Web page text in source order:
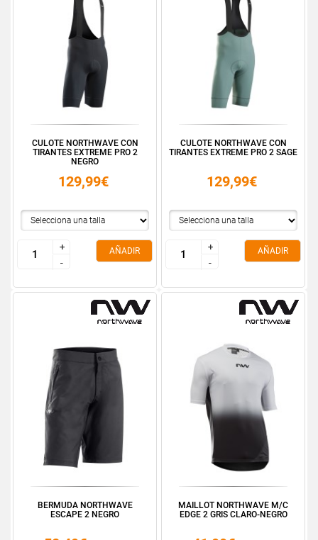
CULOTE NORTHWAVE CON
TIRANTES EXTREME PRO 2
NEGRO
129,99€
+
-
+
-
AÑADIR
CULOTE NORTHWAVE CON
TIRANTES EXTREME PRO 2 SAGE
129,99€
+
-
+
-
AÑADIR
BERMUDA NORTHWAVE
ESCAPE 2 NEGRO
MAILLOT NORTHWAVE M/C
EDGE 2 GRIS CLARO-NEGRO